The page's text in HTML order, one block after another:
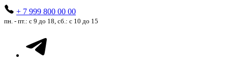
+ 7 999 800 00 00
пн. - пт.: с 9 до 18, сб.: с 10 до 15